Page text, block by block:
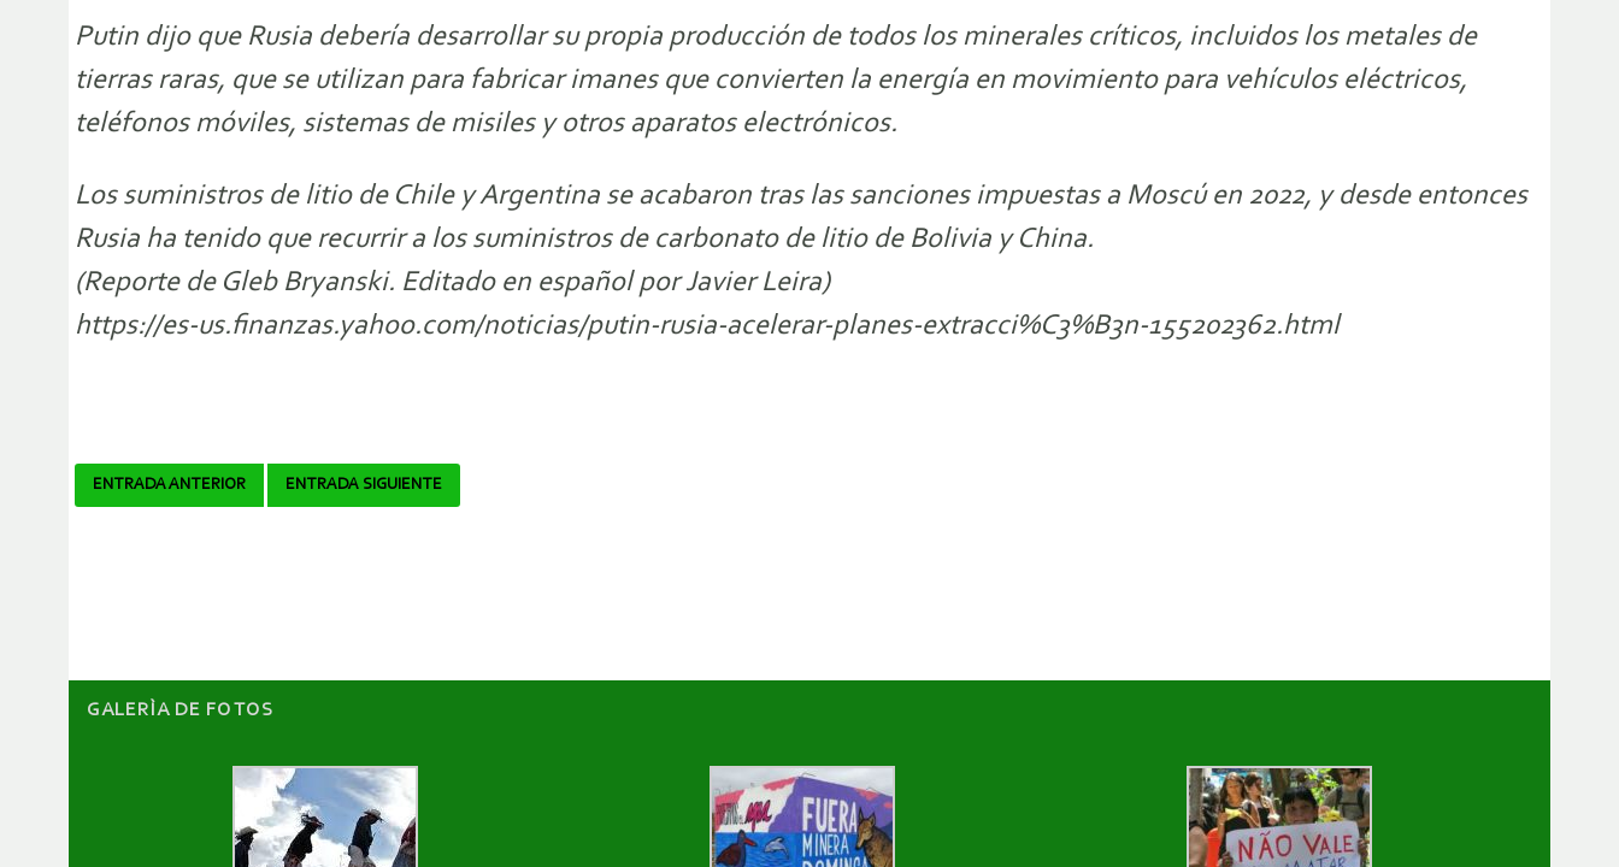
Putin dijo que Rusia debería desarrollar su propia producción de todos los minerales críticos, incluidos los metales de
tierras raras, que se utilizan para fabricar imanes que convierten la energía en movimiento para vehículos eléctricos,
teléfonos móviles, sistemas de misiles y otros aparatos electrónicos.
Los suministros de litio de Chile y Argentina se acabaron tras las sanciones impuestas a Moscú en 2022, y desde entonces
Rusia ha tenido que recurrir a los suministros de carbonato de litio de Bolivia y China.
(Reporte de Gleb Bryanski. Editado en español por Javier Leira)
https://es-us.finanzas.yahoo.com/noticias/putin-rusia-acelerar-planes-extracci%C3%B3n-155202362.html
Navegador
ENTRADA ANTERIOR ENTRADA SIGUIENTE
GALERÌA DE FOTOS